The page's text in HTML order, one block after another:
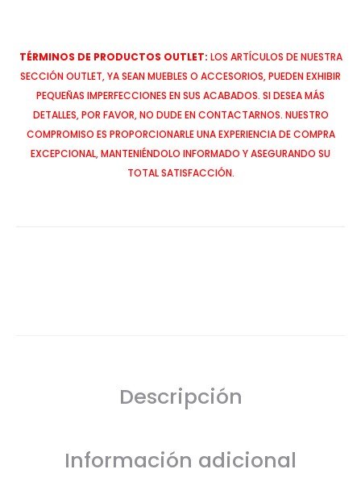
TÉRMINOS DE PRODUCTOS OUTLET: LOS ARTÍCULOS DE NUESTRA
SECCIÓN OUTLET, YA SEAN MUEBLES O ACCESORIOS, PUEDEN EXHIBIR
PEQUEÑAS IMPERFECCIONES EN SUS ACABADOS. SI DESEA MÁS
DETALLES, POR FAVOR, NO DUDE EN CONTACTARNOS. NUESTRO
COMPROMISO ES PROPORCIONARLE UNA EXPERIENCIA DE COMPRA
EXCEPCIONAL, MANTENIÉNDOLO INFORMADO Y ASEGURANDO SU
TOTAL SATISFACCIÓN.
Descripción
Información adicional